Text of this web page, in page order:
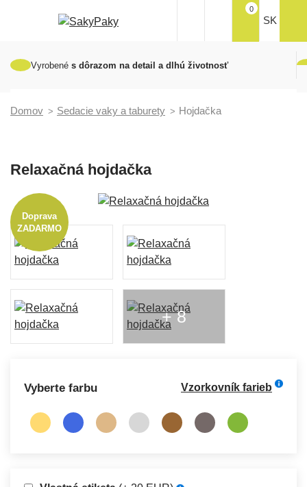
0
SK
Vyrobené s dôrazom na detail a dlhú životnosť
Domov Sedacie vaky a taburety Hojdačka
Relaxačná hojdačka
Doprava
ZADARMO
+ 8
Vyberte farbu Vzorkovník farieb